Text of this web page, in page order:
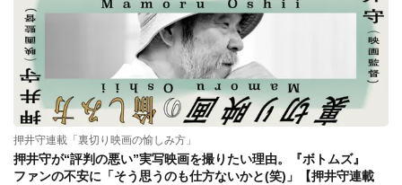
押井守連載「裏切り映画の愉しみ方」
押井守が“評判の悪い”実写映画を撮りたい理由。『ボトムズ』
ファンの不安に「そう思うのも仕方ないかと(笑)」【押井守連載